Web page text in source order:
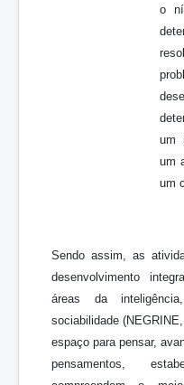
o
um
um
um
Sendo assim, as
desenvolvimento
áreas da
sociabilidade
espaço para pensar,
pensamentos,